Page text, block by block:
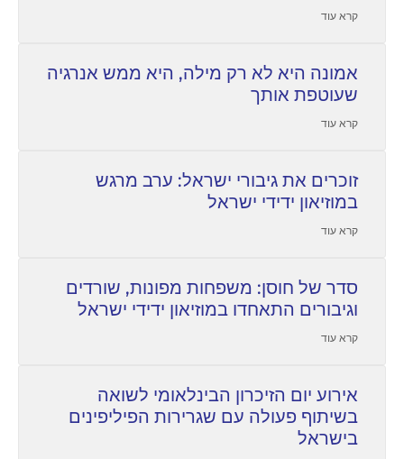
קרא עוד
אמונה היא לא רק מילה, היא ממש אנרגיה
שעוטפת אותך
קרא עוד
זוכרים את גיבורי ישראל: ערב מרגש
במוזיאון ידידי ישראל
קרא עוד
סדר של חוסן: משפחות מפונות, שורדים
וגיבורים התאחדו במוזיאון ידידי ישראל
קרא עוד
אירוע יום הזיכרון הבינלאומי לשואה
בשיתוף פעולה עם שגרירות הפיליפינים
בישראל